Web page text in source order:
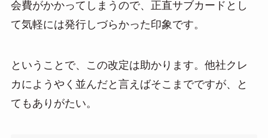
会費がかかってしまうので、正直サブカードとし
て気軽には発行しづらかった印象です。
ということで、この改定は助かります。他社クレ
カにようやく並んだと言えばそこまでですが、と
てもありがたい。